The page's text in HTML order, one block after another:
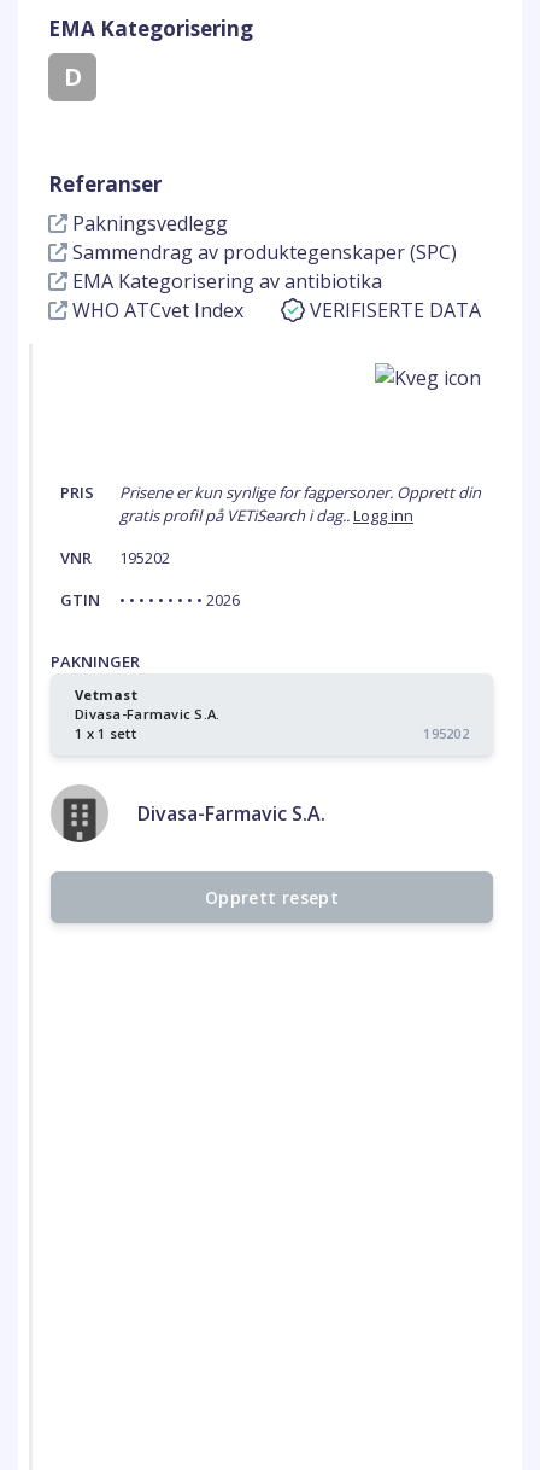
EMA Kategorisering
D
Referanser
Pakningsvedlegg
Sammendrag av produktegenskaper (SPC)
EMA Kategorisering av antibiotika
WHO ATCvet Index
VERIFISERTE DATA
PRIS
Prisene er kun synlige for fagpersoner. Opprett din
gratis profil på VETiSearch i dag..Logg inn
VNR
195202
GTIN
• • • • • • • • • 2026
PAKNINGER
Vetmast
Divasa-Farmavic S.A.
1 x 1 sett
195202
Divasa-Farmavic S.A.
Opprett resept